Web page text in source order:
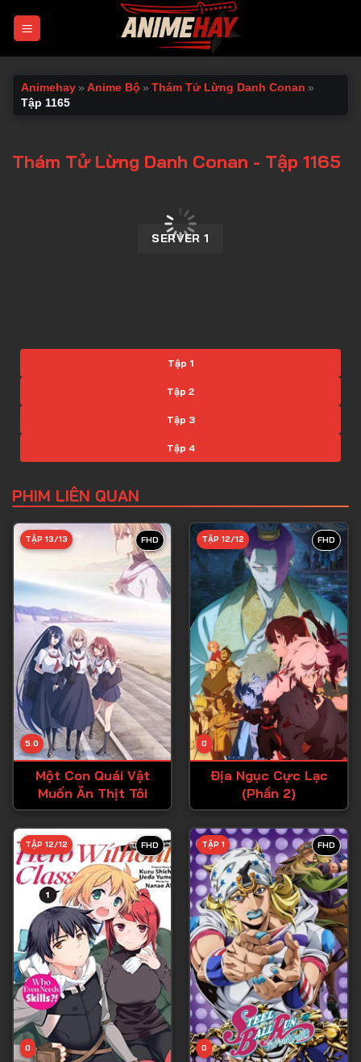
Animehay » Anime Bộ » Thám Tử Lừng Danh Conan »
Tập 1165
Thám Tử Lừng Danh Conan - Tập 1165
SERVER 1
Tập 1
Tập 2
Tập 3
Tập 4
Tập 6
Tập 7
Tập 8
Tập 9
Tập 10
Tập 12
Tập 13
Tập 14
Tập 15
Tập 17
Tập 18
Tập 19
Tập 20
Tập 21
Tập 22
Tập 23
Tập 24
Tập 25
PHIM LIÊN QUAN
FHD
5.0
TẬP 13/13
Một Con Quái Vật
Muốn Ăn Thịt Tôi
FHD
0
TẬP 12/12
Địa Ngục Cực Lạc
(Phần 2)
FHD
0
TẬP 12/12 FHD
0
TẬP 1